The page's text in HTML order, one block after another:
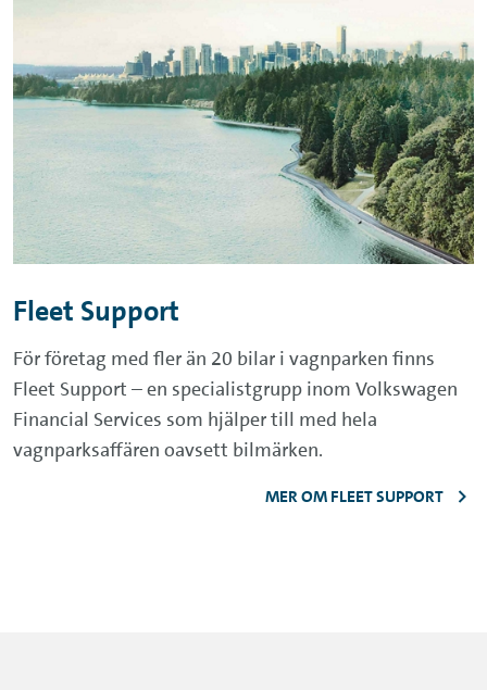
Fleet Support
För företag med fler än 20 bilar i vagnparken finns
Fleet Support – en specialistgrupp inom Volkswagen
Financial Services som hjälper till med hela
vagnparksaffären oavsett bilmärken.
MER OM FLEET SUPPORT